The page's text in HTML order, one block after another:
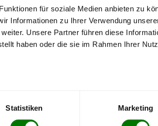
für soziale Medien anbieten zu
Informationen zu Ihrer Verwendung
Unsere Partner führen diese
haben oder die sie im Rahmen Ihrer
Statistiken Marketing